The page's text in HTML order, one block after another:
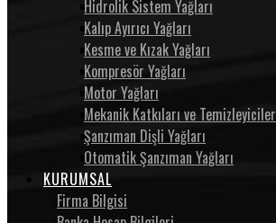
Hidrolik Sistem Yağları
Kalıp Ayırıcı Yağları
Kesme ve Kızak Yağları
Kompresör Yağları
Motor Yağları
Mekanik Katkıları ve Temizleyiciler
Şanzıman Dişli Yağları
Otomatik Şanzıman Yağları
KURUMSAL
Firma Bilgisi